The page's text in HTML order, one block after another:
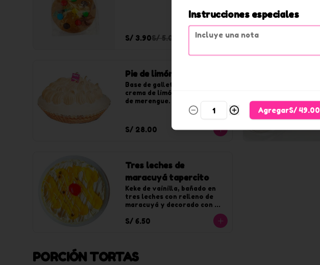
S/ 3.90S/ 5.00
Pie de limón chico
Base de galleta, relleno de
crema de limón y mangueado
de merengue. Para 8 tajadas.
S/ 28.00
Tres leches de
maracuyá tapercito
Keke de vainilla, bañado en
tres leches con relleno de
maracuyá y decorado con
S/ 6.50
PORCIÓN TORTAS
Instrucciones especiales
AgregarS/ 49.00